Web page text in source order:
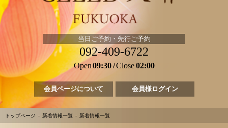
当日ご予約・先行ご予約
092-409-6722
Open09:30 Close02:00
会員ページについて 会員様ログイン
トップページ 新着情報一覧 新着情報一覧